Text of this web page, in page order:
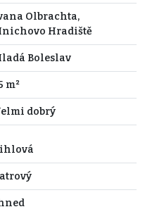
Olbrachta,
Hradiště
Boleslav
m²
dobrý